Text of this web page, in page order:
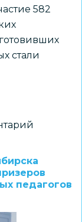
582
стали
педагогов